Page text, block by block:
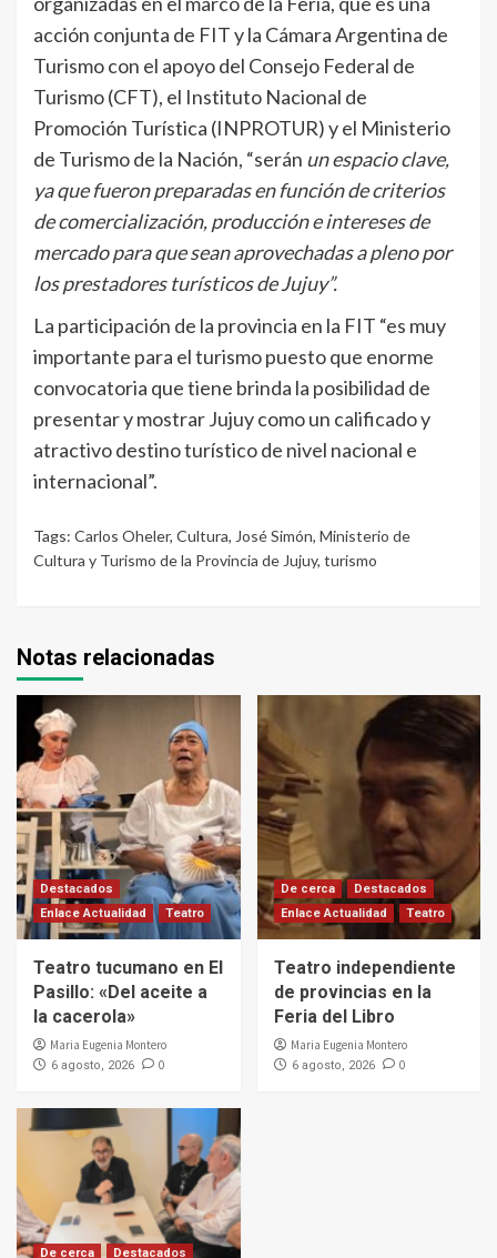
acción conjunta de FIT y la Cámara Argentina de
Turismo con el apoyo del Consejo Federal de
Turismo (CFT), el Instituto Nacional de
Promoción Turística (INPROTUR) y el Ministerio
de Turismo de la Nación, “serán un espacio clave,
ya que fueron preparadas en función de criterios
de comercialización, producción e intereses de
mercado para que sean aprovechadas a pleno por
los prestadores turísticos de Jujuy”.
La participación de la provincia en la FIT “es muy
importante para el turismo puesto que enorme
convocatoria que tiene brinda la posibilidad de
presentar y mostrar Jujuy como un calificado y
atractivo destino turístico de nivel nacional e
internacional”.
Tags: Carlos Oheler, Cultura, José Simón, Ministerio de
Cultura y Turismo de la Provincia de Jujuy, turismo
Notas relacionadas
Destacados
Enlace Actualidad
Teatro
Teatro tucumano en El
Pasillo: «Del aceite a
la cacerola»
Maria Eugenia Montero
6 agosto, 2026 0
De cerca
Destacados
Enlace Actualidad
Teatro
Teatro independiente
de provincias en la
Feria del Libro
Maria Eugenia Montero
6 agosto, 2026 0
De cerca Destacados